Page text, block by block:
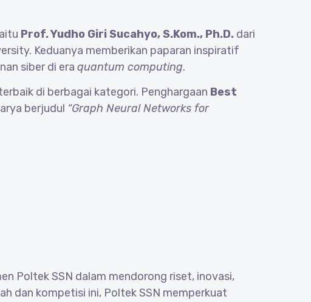
Prof. Yudho Giri Sucahyo, S.Kom., Ph.D. dari
Keduanya memberikan paparan inspiratif
siber di era quantum computing.
di berbagai kategori. Penghargaan Best
berjudul “Graph Neural Networks for
Poltek SSN dalam mendorong riset, inovasi,
dan kompetisi ini, Poltek SSN memperkuat